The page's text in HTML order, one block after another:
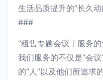
生活品质提升的“长久动
###
“租售专题会议丨服务
我们服务的不仅是“会
的“人”以及他们所追求